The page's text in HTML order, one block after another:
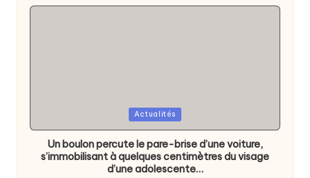
by
in
Actualités
Un boulon percute le pare-brise d’une voiture,
s’immobilisant à quelques centimètres du visage
d’une adolescente…